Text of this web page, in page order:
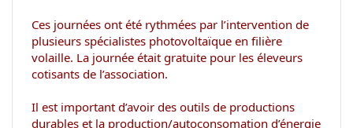
Ces journées ont été rythmées par l’intervention de
plusieurs spécialistes photovoltaïque en filière
volaille. La journée était gratuite pour les éleveurs
cotisants de l’association.
Il est important d’avoir des outils de productions
durables et la production/autoconsomation d’énergie